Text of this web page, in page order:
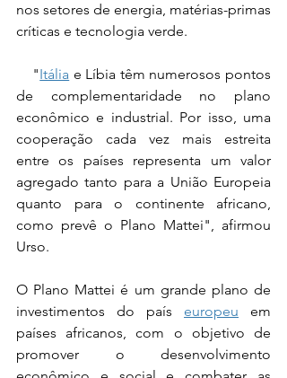
nos setores de energia, matérias-primas
críticas e tecnologia verde.
"Itália e Líbia têm numerosos pontos
de complementaridade no plano
econômico e industrial. Por isso, uma
cooperação cada vez mais estreita
entre os países representa um valor
agregado tanto para a União Europeia
quanto para o continente africano,
como prevê o Plano Mattei", afirmou
Urso.
O Plano Mattei é um grande plano de
investimentos do país europeu em
países africanos, com o objetivo de
promover o desenvolvimento